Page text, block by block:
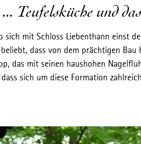
... Teufelsküche und
sich mit Schloss Liebenthann einst
dass von dem prächtigen
das mit seinen haushohen
sich um diese Formation